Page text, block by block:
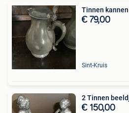
Tinnen kannen
€ 79,00
Sint-Kruis
2 Tinnen
€ 150,00